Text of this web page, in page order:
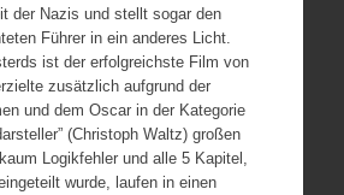
der Nazis und stellt sogar den
Führer in ein anderes Licht.
ist der erfolgreichste Film von
zusätzlich aufgrund der
und dem Oscar in der Kategorie
(Christoph Waltz) großen
Logikfehler und alle 5 Kapitel,
wurde, laufen in einen